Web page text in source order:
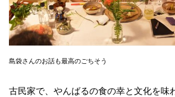
島袋さんのお話も最高のごちそう
古民家で、やんばるの食の幸と文化を味